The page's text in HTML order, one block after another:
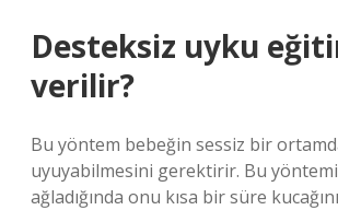
Desteksiz uyku
verilir?
Bu yöntem bebeğin sessiz bir
uyuyabilmesini gerektirir. Bu
ağladığında onu kısa bir süre